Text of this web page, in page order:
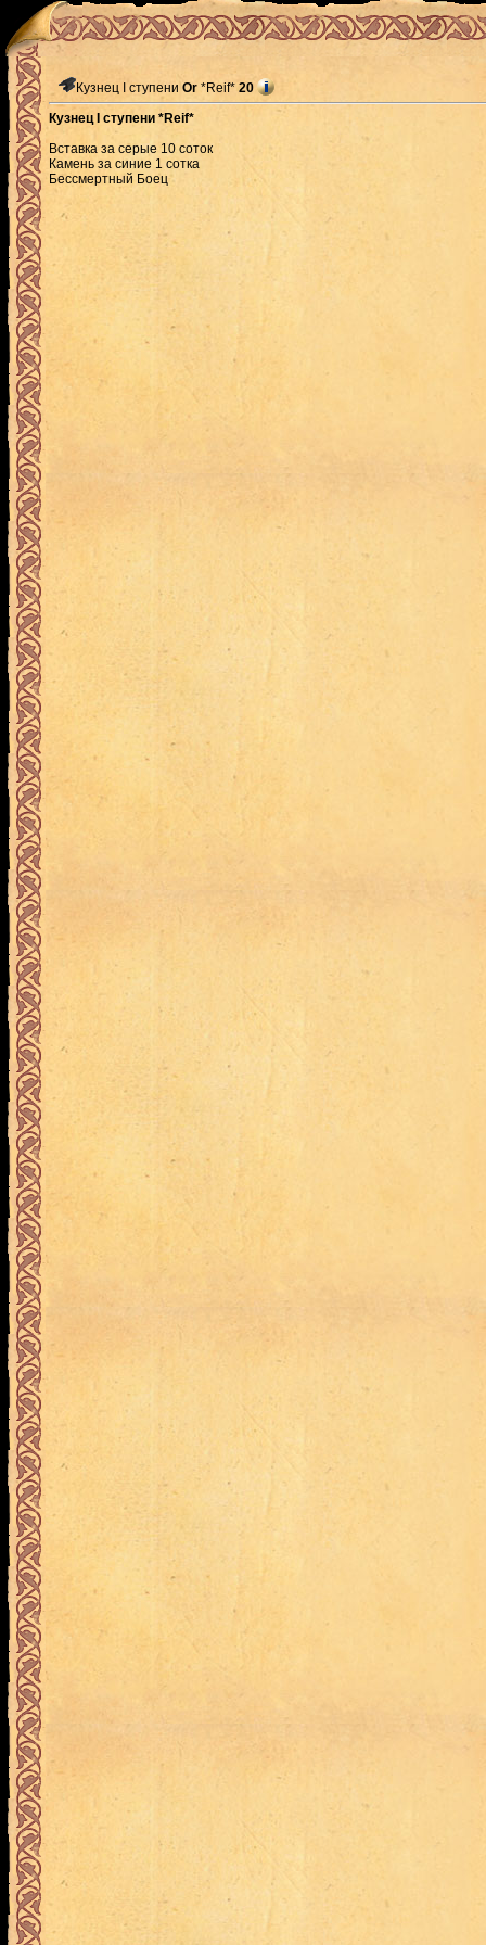
Кузнец I ступени Or *Reif* 20
Кузнец I ступени *Reif*
Вставка за серые 10 соток
Камень за синие 1 сотка
Бессмертный Боец